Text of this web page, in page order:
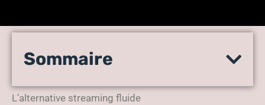
Pilkol : la nouvelle adresse
séries
Sommaire
L’alternative streaming fluide